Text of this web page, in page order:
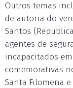
Outros temas
de autoria do
Santos
agentes de
incapacitados
comemorativas
Santa Filomena